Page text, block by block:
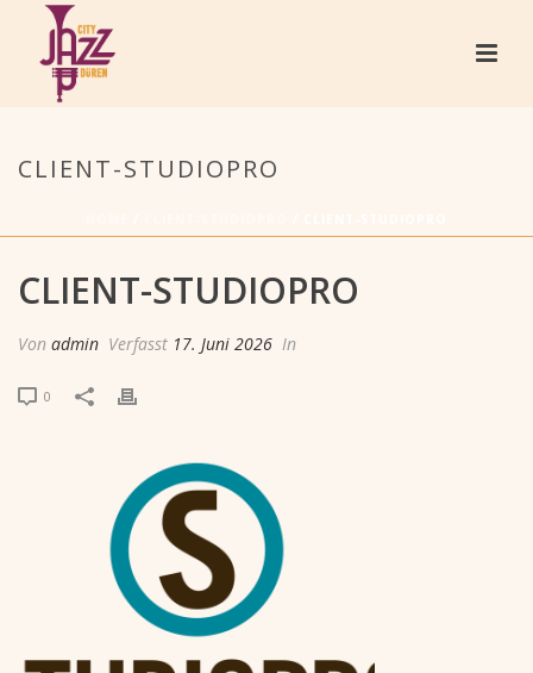
CLIENT-STUDIOPRO
CLIENT-STUDIOPRO
Von admin Verfasst 17. Juni 2026 In
0